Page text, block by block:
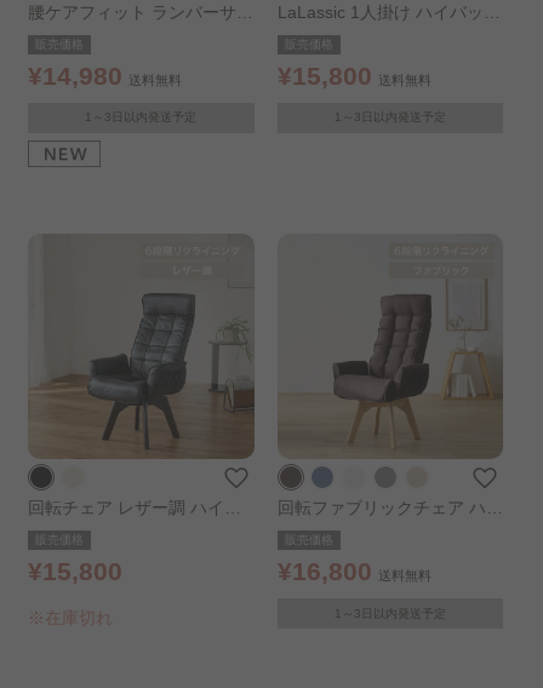
腰ケアフィット ランバーサポ
ート高座椅子Mukava
販売価格
¥14,980 送料無料
1～3日以内発送予定
LaLassic 1人掛け ハイバック
ソファ スリム グレー
販売価格
¥15,800 送料無料
1～3日以内発送予定
回転チェア レザー調 ハイバ
ック LECN-KHB ブラック
販売価格
¥15,800
※在庫切れ
回転ファブリックチェア ハイ
バックタイプ ブラウン
販売価格
¥16,800 送料無料
1～3日以内発送予定